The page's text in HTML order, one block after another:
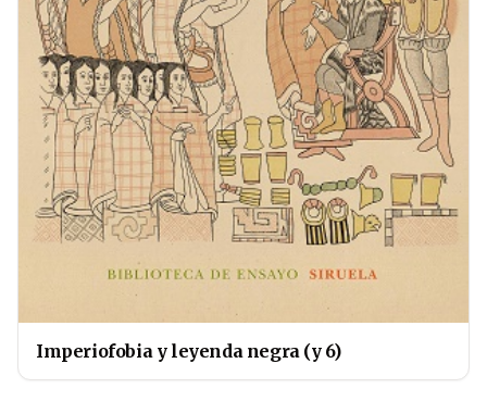
Imperiofobia y leyenda negra (y 6)